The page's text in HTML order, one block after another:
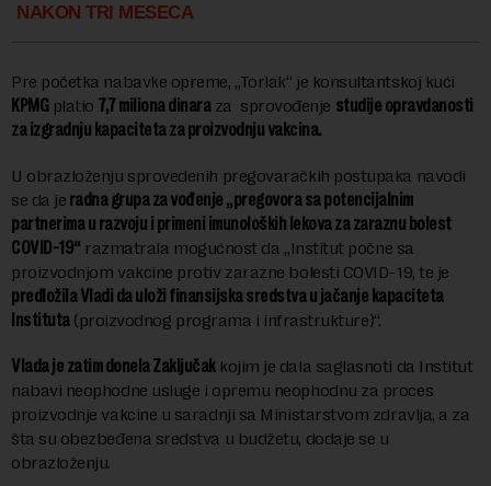
NAKON TRI MESECA
Pre početka nabavke opreme, „Torlak“ je konsultantskoj kući
KPMGplatio 7,7 miliona dinaraza sprovođenje studije opravdanosti
za izgradnju kapaciteta za proizvodnju vakcina.
U obrazloženju sprovedenih pregovaračkih postupaka navodi
se da je radna grupa za vođenje „pregovora sa potencijalnim
partnerima u razvoju i primeni imunoloških lekova za zaraznu bolest
COVID-19“ razmatrala mogućnost da „Institut počne sa
proizvodnjom vakcine protiv zarazne bolesti COVID-19, te je
predložila Vladi da uloži finansijska sredstva u jačanje kapaciteta
Instituta(proizvodnog programa i infrastrukture)“.
Vlada je zatim donela Zaključakkojim je dala saglasnoti da Institut
nabavi neophodne usluge i opremu neophodnu za proces
proizvodnje vakcine u saradnji sa Ministarstvom zdravlja, a za
šta su obezbeđena sredstva u budžetu, dodaje se u
obrazloženju.